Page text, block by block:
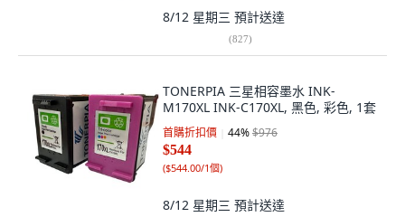
8/12 星期三 預計送達
(827)
TONERPIA 三星相容墨水 INK-
M170XL INK-C170XL, 黑色, 彩色, 1套
首購折扣價 44%$976
$544
($544.00/1個)
8/12 星期三 預計送達